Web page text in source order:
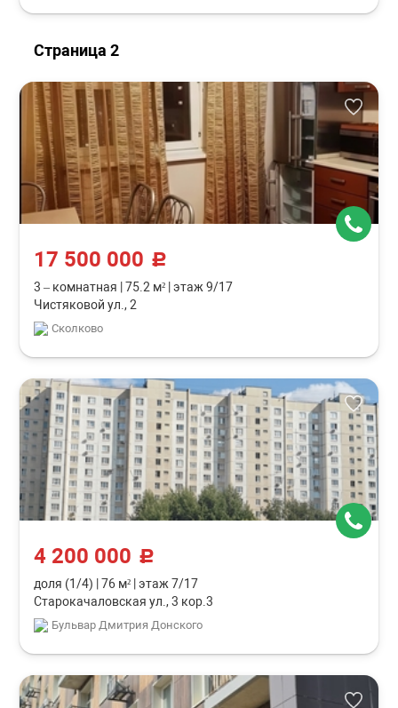
Страница 2
17 500 000 c
3 – комнатная 75.2 м² этаж 9/17
Чистяковой ул., 2
Сколково
4 200 000 c
доля (1/4) 76 м² этаж 7/17
Старокачаловская ул., 3 кор.3
Бульвар Дмитрия Донского